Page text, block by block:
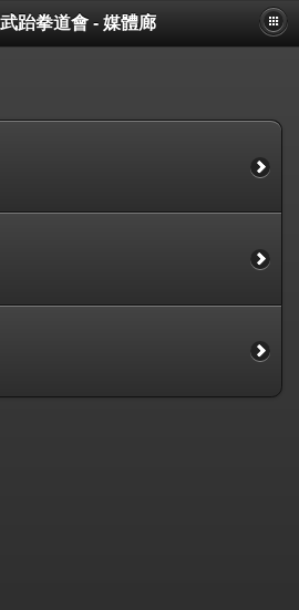
跆拳道會 - 媒體廊